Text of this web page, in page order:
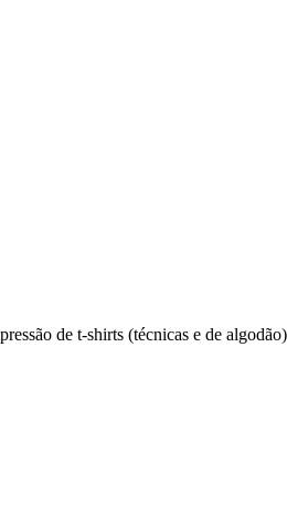
de t-shirts (técnicas e de